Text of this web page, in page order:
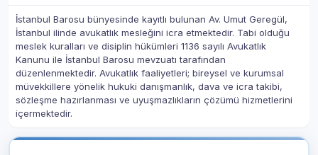
İstanbul Barosu bünyesinde kayıtlı bulunan Av. Umut Geregül,
İstanbul ilinde avukatlık mesleğini icra etmektedir. Tabi olduğu
meslek kuralları ve disiplin hükümleri 1136 sayılı Avukatlık
Kanunu ile İstanbul Barosu mevzuatı tarafından
düzenlenmektedir. Avukatlık faaliyetleri; bireysel ve kurumsal
müvekkillere yönelik hukuki danışmanlık, dava ve icra takibi,
sözleşme hazırlanması ve uyuşmazlıkların çözümü hizmetlerini
içermektedir.